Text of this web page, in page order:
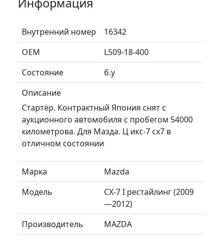
Внутренний номер
16342
ОЕМ
L509-18-400
Состояние
б.у
Описание
Стартёр. Контрактный Япония снят с
аукционного автомобиля с пробегом 54000
километрова. Для Мазда. Ц икс-7 сх7 в
отличном состоянии
Марка
Mazda
Модель
CX-7 I рестайлинг (2009
—2012)
Производитель
MAZDA